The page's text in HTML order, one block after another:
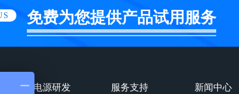
免费为您提供产品试用服务
镀膜电源研发 服务支持 新闻中心